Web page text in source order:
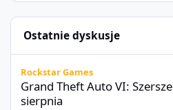
Ostatnie dyskusje
Rockstar Games
Grand Theft Auto VI:
sierpnia